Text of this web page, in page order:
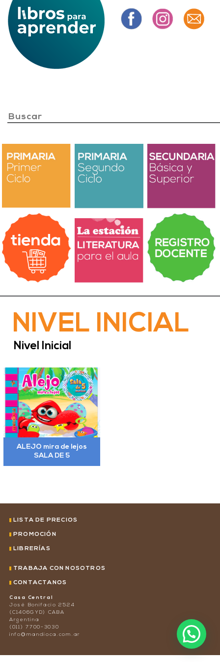
NIVEL INICIAL
Nivel Inicial
ALEJO mira de lejos
SALA DE 5
LISTA DE PRECIOS
PROMOCIÓN
LIBRERÍAS
TRABAJÁ CON NOSOTROS
CONTACTANOS
Casa Central
José Bonifacio 2524
(C1406GYD) CABA
Argentina
(011) 7700-3030
info@mandioca.com.ar